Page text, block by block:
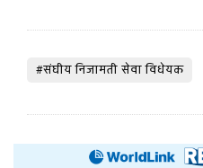
#संघीय निजामती सेवा विधेयक